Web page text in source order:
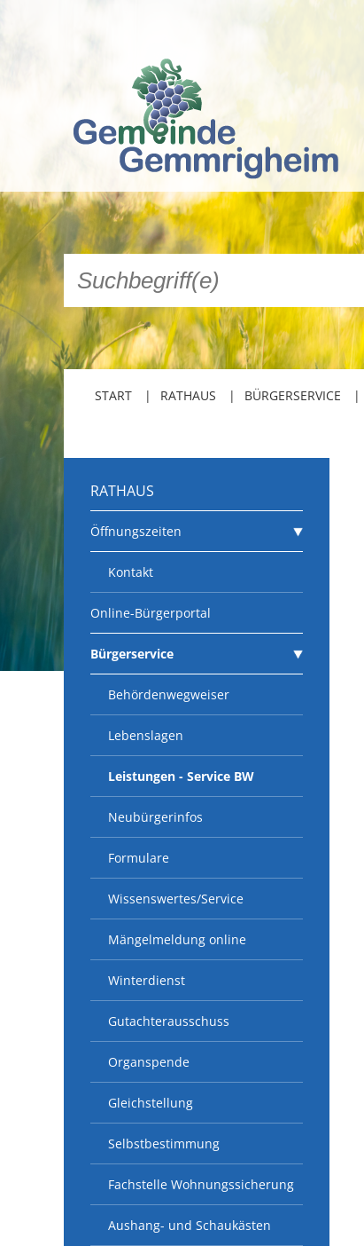
START RATHAUS BÜRGERSERVICE
RATHAUS
Öffnungszeiten
Kontakt
Online-Bürgerportal
Bürgerservice
Behördenwegweiser
Lebenslagen
Leistungen - Service BW
Neubürgerinfos
Formulare
Wissenswertes/Service
Mängelmeldung online
Winterdienst
Gutachterausschuss
Organspende
Gleichstellung
Selbstbestimmung
Fachstelle Wohnungssicherung
Aushang- und Schaukästen